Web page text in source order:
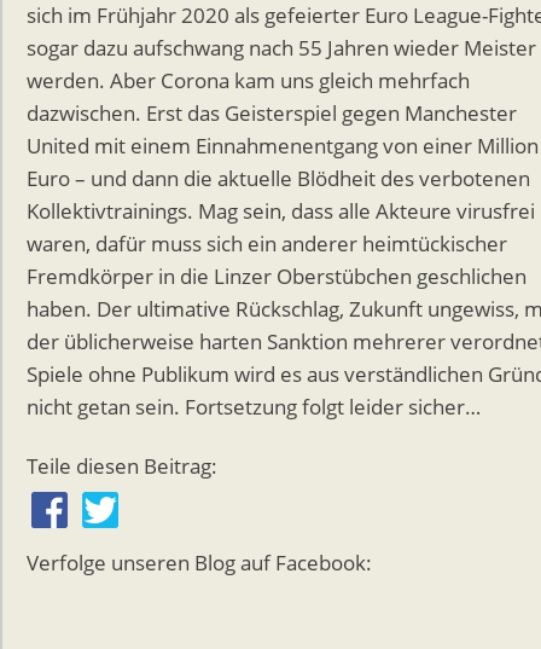
sich im Frühjahr 2020 als gefeierter Euro League-
sogar dazu aufschwang nach 55 Jahren wieder Meister
werden. Aber Corona kam uns gleich mehrfach
dazwischen. Erst das Geisterspiel gegen Manchester
United mit einem Einnahmenentgang von einer Million
Euro – und dann die aktuelle Blödheit des verbotenen
Kollektivtrainings. Mag sein, dass alle Akteure virusfrei
waren, dafür muss sich ein anderer heimtückischer
Fremdkörper in die Linzer Oberstübchen geschlichen
haben. Der ultimative Rückschlag, Zukunft ungewiss,
der üblicherweise harten Sanktion mehrerer
Spiele ohne Publikum wird es aus verständlichen
nicht getan sein. Fortsetzung folgt leider sicher…
Teile diesen Beitrag:
Verfolge unseren Blog auf Facebook: